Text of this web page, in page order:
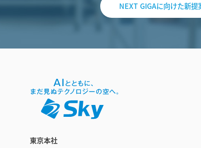
NEXT GIGAに向けた新
東京本社